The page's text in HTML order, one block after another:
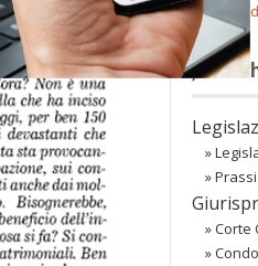
〉
»
»Prassi
»Corte
»